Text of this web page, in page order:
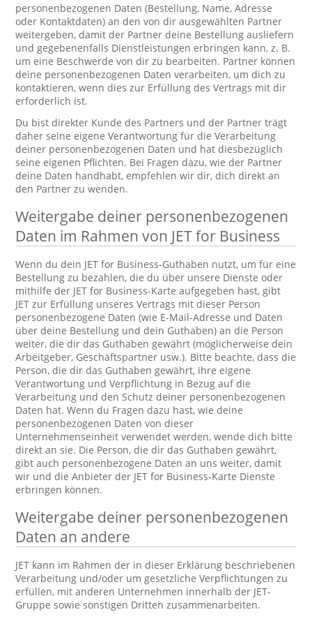
personenbezogenen Daten (Bestellung, Name, Adresse
oder Kontaktdaten) an den von dir ausgewählten Partner
weitergeben, damit der Partner deine Bestellung ausliefern
und gegebenenfalls Dienstleistungen erbringen kann, z. B.
um eine Beschwerde von dir zu bearbeiten. Partner können
deine personenbezogenen Daten verarbeiten, um dich zu
kontaktieren, wenn dies zur Erfüllung des Vertrags mit dir
erforderlich ist.
Du bist direkter Kunde des Partners und der Partner trägt
daher seine eigene Verantwortung für die Verarbeitung
deiner personenbezogenen Daten und hat diesbezüglich
seine eigenen Pflichten. Bei Fragen dazu, wie der Partner
deine Daten handhabt, empfehlen wir dir, dich direkt an
den Partner zu wenden.
Weitergabe deiner personenbezogenen
Daten im Rahmen von JET for Business
Wenn du dein JET for Business-Guthaben nutzt, um für eine
Bestellung zu bezahlen, die du über unsere Dienste oder
mithilfe der JET for Business-Karte aufgegeben hast, gibt
JET zur Erfüllung unseres Vertrags mit dieser Person
personenbezogene Daten (wie E-Mail-Adresse und Daten
über deine Bestellung und dein Guthaben) an die Person
weiter, die dir das Guthaben gewährt (möglicherweise dein
Arbeitgeber, Geschäftspartner usw.). Bitte beachte, dass die
Person, die dir das Guthaben gewährt, ihre eigene
Verantwortung und Verpflichtung in Bezug auf die
Verarbeitung und den Schutz deiner personenbezogenen
Daten hat. Wenn du Fragen dazu hast, wie deine
personenbezogenen Daten von dieser
Unternehmenseinheit verwendet werden, wende dich bitte
direkt an sie. Die Person, die dir das Guthaben gewährt,
gibt auch personenbezogene Daten an uns weiter, damit
wir und die Anbieter der JET for Business-Karte Dienste
erbringen können.
Weitergabe deiner personenbezogenen
Daten an andere
JET kann im Rahmen der in dieser Erklärung beschriebenen
Verarbeitung und/oder um gesetzliche Verpflichtungen zu
erfüllen, mit anderen Unternehmen innerhalb der JET-
Gruppe sowie sonstigen Dritten zusammenarbeiten.